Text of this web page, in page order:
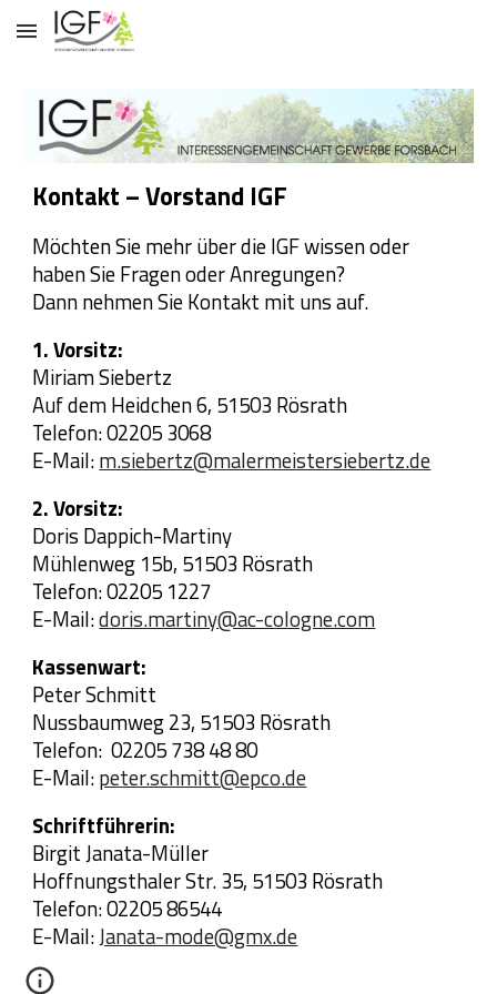
Skip to main content
Kontakt – Vorstand IGF
Möchten Sie mehr über die IGF wissen oder
haben Sie Fragen oder Anregungen?
Dann nehmen Sie Kontakt mit uns auf.
1. Vorsitz:
Miriam Siebertz
Auf dem Heidchen 6, 51503 Rösrath
Telefon: 02205 3068
E-Mail:m.siebertz@malermeistersiebertz.de
2. Vorsitz:
Doris Dappich-Martiny
Mühlenweg 15b, 51503 Rösrath
Telefon: 02205 1227
E-Mail:doris.martiny@ac-cologne.com
Kassenwart:
Peter Schmitt
Nussbaumweg 23, 51503 Rösrath
Telefon: 02205 738 48 80
E-Mail:peter.schmitt@epco.de
Schriftführerin:
Birgit Janata-Müller
Hoffnungsthaler Str. 35, 51503 Rösrath
Telefon: 02205 86544
E-Mail:Janata-mode@gmx.de